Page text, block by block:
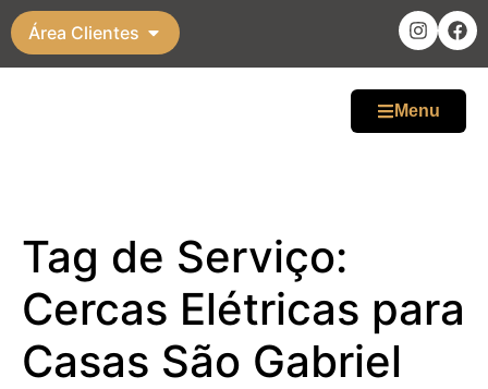
Área Clientes
Menu
Tag de Serviço:
Cercas Elétricas para
Casas São Gabriel